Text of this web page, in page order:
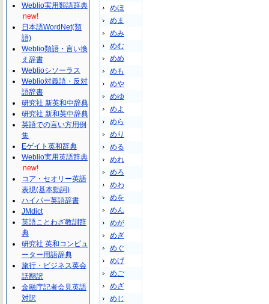
めほ
めま
めみ
めむ
めめ
めも
めや
めゆ
めよ
めら
めり
める
めれ
めろ
めわ
めを
めん
めが
めぎ
めぐ
めげ
めご
めざ
めじ
Weblio実用類語辞典
new!
日本語WordNet(類
語)
Weblio類語・言い換
え辞書
Weblioシソーラス
Weblio対義語・反対
語辞書
研究社 新英和中辞典
研究社 新和英中辞典
英語での言い方用例
集
Eゲイト英和辞典
Weblio実用英語辞典
new!
コア・セオリー英語
表現(基本動詞)
ハイパー英語辞書
JMdict
英語ことわざ教訓辞
典
研究社 英和コンピュ
ーター用語辞典
旅行・ビジネス英会
話翻訳
金融庁記者会見英語
対訳